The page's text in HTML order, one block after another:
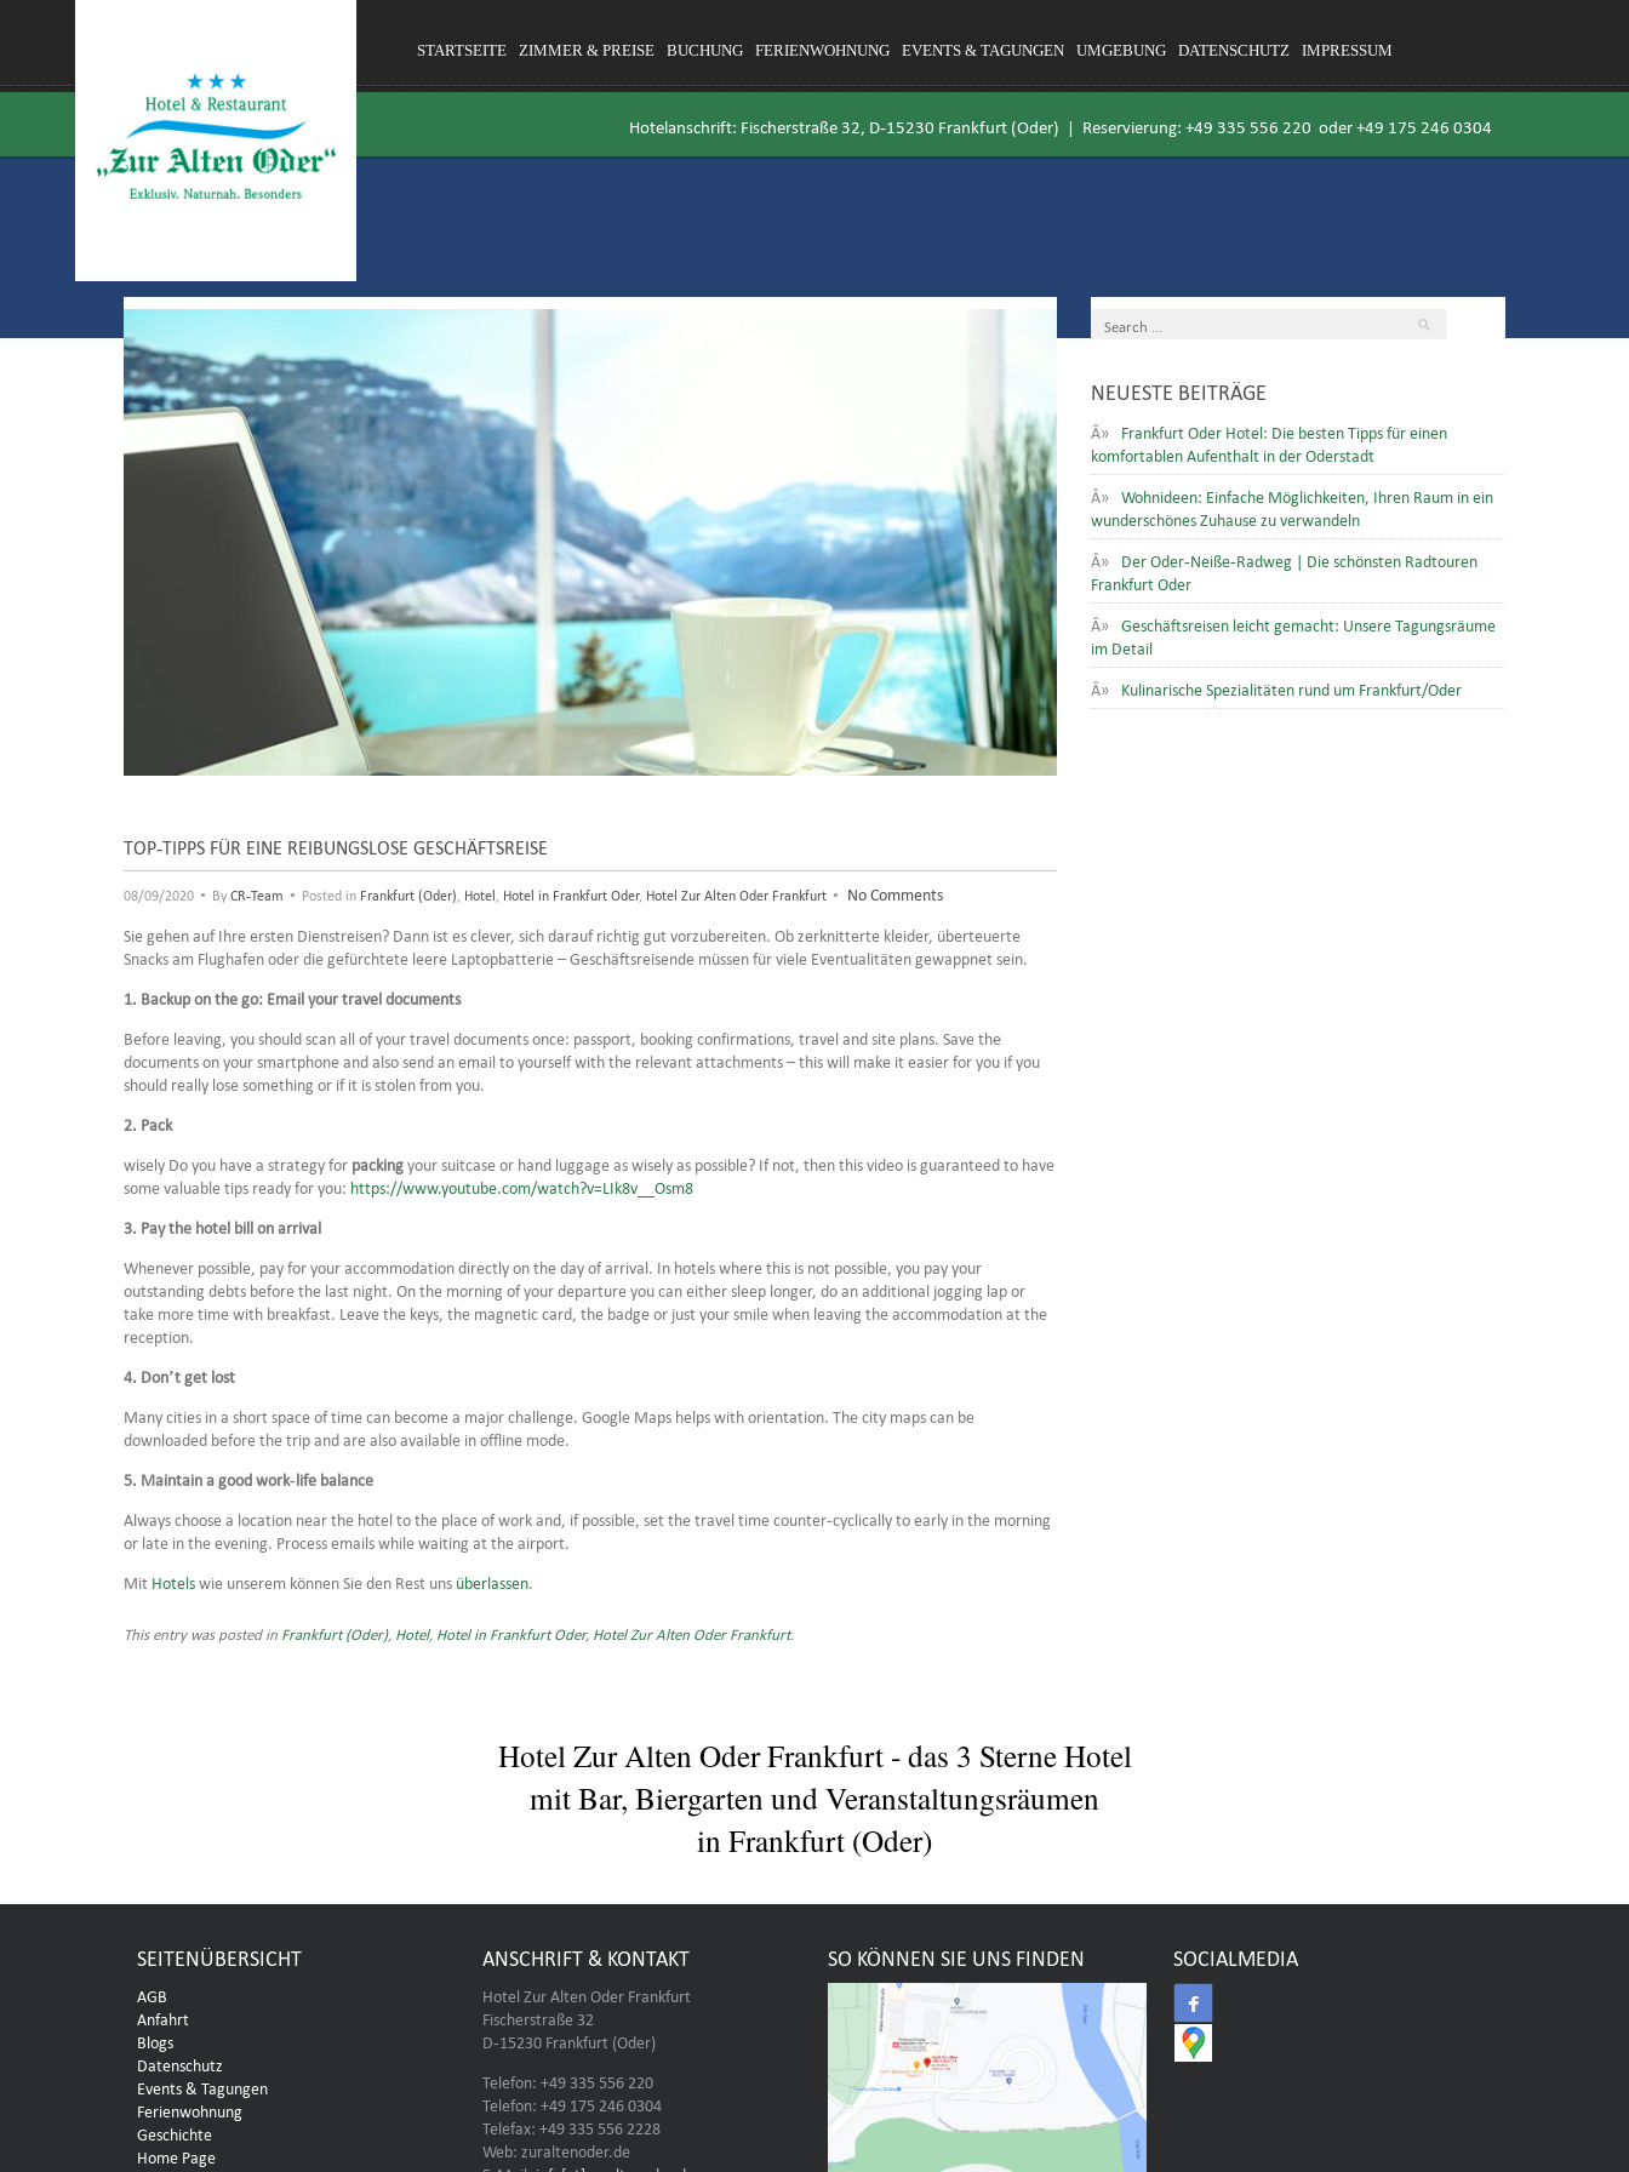
STARTSEITE ZIMMER & PREISE BUCHUNG FERIENWOHNUNG EVENTS & TAGUNGEN UMGEBUNG DATENSCHUTZ IMPRESSUM
Hotelanschrift: Fischerstraße 32, D-15230 Frankfurt (Oder) | Reservierung: +49 335 556 220 oder +49 175 246 0304
TOP-TIPPS FÜR EINE REIBUNGSLOSE GESCHÄFTSREISE
08/09/2020 • By CR-Team • Posted in Frankfurt (Oder) Hotel Hotel in Frankfurt Oder, Hotel Zur Alten Oder Frankfurt • No Comments
Sie gehen auf Ihre ersten Dienstreisen? Dann ist es clever, sich darauf richtig gut vorzubereiten. Ob zerknitterte kleider, überteuerte
Snacks am Flughafen oder die gefürchtete leere Laptopbatterie – Geschäftsreisende müssen für viele Eventualitäten gewappnet sein.
1. Backup on the go: Email your travel documents
Before leaving, you should scan all of your travel documents once: passport, booking confirmations, travel and site plans. Save the
documents on your smartphone and also send an email to yourself with the relevant attachments – this will make it easier for you if you
should really lose something or if it is stolen from you.
2. Pack
wisely Do you have a strategy for packing your suitcase or hand luggage as wisely as possible? If not, then this video is guaranteed to have
some valuable tips ready for you: https://www.youtube.com/watch?v=LIk8v__Osm8
3. Pay the hotel bill on arrival
Whenever possible, pay for your accommodation directly on the day of arrival. In hotels where this is not possible, you pay your
outstanding debts before the last night. On the morning of your departure you can either sleep longer, do an additional jogging lap or
take more time with breakfast. Leave the keys, the magnetic card, the badge or just your smile when leaving the accommodation at the
reception.
4. Don’t get lost
Many cities in a short space of time can become a major challenge. Google Maps helps with orientation. The city maps can be
downloaded before the trip and are also available in offline mode.
5. Maintain a good work-life balance
Always choose a location near the hotel to the place of work and, if possible, set the travel time counter-cyclically to early in the morning
or late in the evening. Process emails while waiting at the airport.
Mit Hotels wie unserem können Sie den Rest uns überlassen
This entry was posted in Frankfurt (Oder), Hotel, Hotel in Frankfurt Oder, Hotel Zur Alten Oder Frankfurt.
NEUESTE BEITRÄGE
Frankfurt Oder Hotel: Die besten Tipps für einen
komfortablen Aufenthalt in der Oderstadt
Wohnideen: Einfache Möglichkeiten, Ihren Raum in ein
wunderschönes Zuhause zu verwandeln
Der Oder-Neiße-Radweg | Die schönsten Radtouren
Frankfurt Oder
Geschäftsreisen leicht gemacht: Unsere Tagungsräume
im Detail
Kulinarische Spezialitäten rund um Frankfurt/Oder
Hotel Zur Alten Oder Frankfurt - das 3 Sterne Hotel
mit Bar, Biergarten und Veranstaltungsräumen
in Frankfurt (Oder)
SEITENÜBERSICHT
AGB
Anfahrt
Blogs
Datenschutz
Events & Tagungen
Ferienwohnung
Geschichte
Home Page
ANSCHRIFT & KONTAKT
Hotel Zur Alten Oder Frankfurt
Fischerstraße 32
D-15230 Frankfurt (Oder)
Telefon: +49 335 556 220
Telefon: +49 175 246 0304
Telefax: +49 335 556 2228
Web: zuraltenoder.de
SO KÖNNEN SIE UNS FINDEN SOCIALMEDIA